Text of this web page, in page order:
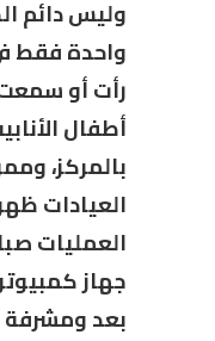
وليس دائم
واحدة فقط
رأت أو
أطفال
بالمركز،
العيادات
العمليات
جهاز
بعد